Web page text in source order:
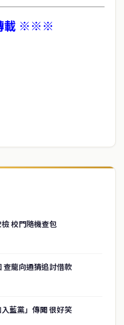
載 ※※※
校門隨機查包
查龍向通猜追討借款
藍黨」傳聞 很好笑